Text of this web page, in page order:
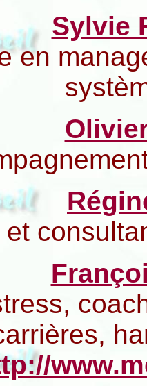
Sylvie
en
et